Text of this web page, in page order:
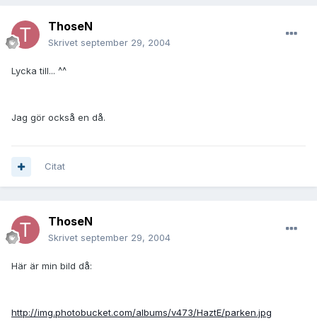
ThoseN
Skrivet september 29, 2004
Lycka till... ^^
Jag gör också en då.
Citat
ThoseN
Skrivet september 29, 2004
Här är min bild då:
http://img.photobucket.com/albums/v473/HaztE/parken.jpg